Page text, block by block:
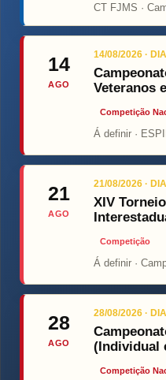
CT FJMS ·
14
AGO
14/08/2026 ·
Veteranos
Competição
Á definir ·
21
AGO
21/08/2026 ·
XIV
Competição
Á definir ·
28
AGO
28/08/2026 ·
(Individual
Competição